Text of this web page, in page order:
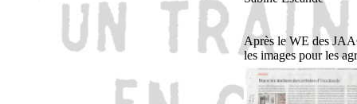
Après le WE des
les images pour les